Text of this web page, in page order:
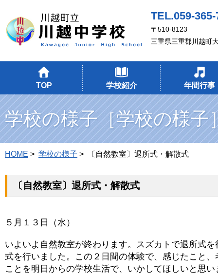
TEL.059-365-
〒510-8123
三重県三重郡川越町
TOP 学校紹介 年間行事
学校の様子［学校の様子
HOME > 学校の様子 > 〔自然教室〕退所式・解散式
〔自然教室〕退所式・解散式
５月１３日（水）
いよいよ自然教室が終わります。スズカトで退所式
式を行いました。この２日間の体験で、感じたこと
ことを明日からの学校生活で、いかしてほしいと思